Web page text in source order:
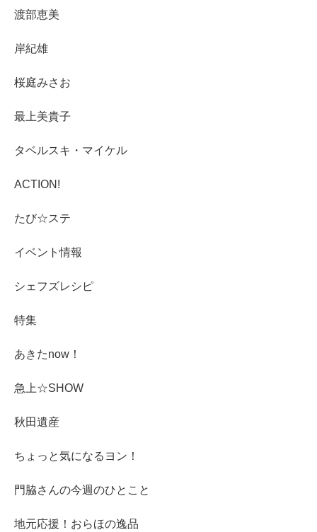
渡部恵美
岸紀雄
桜庭みさお
最上美貴子
タベルスキ・マイケル
ACTION!
たび☆ステ
イベント情報
シェフズレシピ
特集
あきたnow！
急上☆SHOW
秋田遺産
ちょっと気になるヨン！
門脇さんの今週のひとこと
地元応援！おらほの逸品